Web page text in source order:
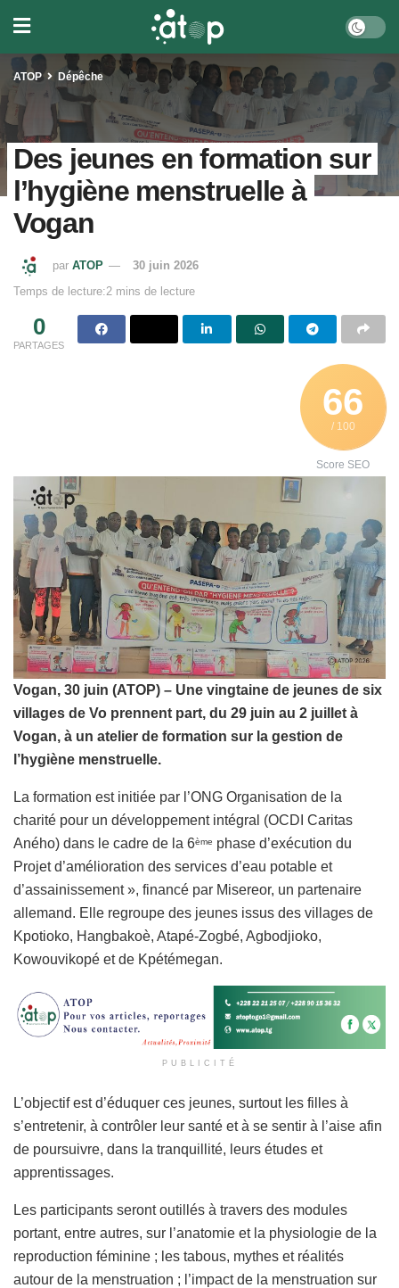
ATOP Dépêche
Des jeunes en formation sur
l’hygiène menstruelle à
Vogan
par ATOP
30 juin 2026
Temps de lecture:2 mins de lecture
0
PARTAGES
66
/ 100
Score SEO
Vogan, 30 juin (ATOP) – Une vingtaine de jeunes de six
villages de Vo prennent part, du 29 juin au 2 juillet à
Vogan, à un atelier de formation sur la gestion de
l’hygiène menstruelle.
La formation est initiée par l’ONG Organisation de la
charité pour un développement intégral (OCDI Caritas
Aného) dans le cadre de la 6ème phase d’exécution du
Projet d’amélioration des services d’eau potable et
d’assainissement », financé par Misereor, un partenaire
allemand. Elle regroupe des jeunes issus des villages de
Kpotioko, Hangbakoè, Atapé-Zogbé, Agbodjioko,
Kowouvikopé et de Kpétémegan.
PUBLICITÉ
L’objectif est d’éduquer ces jeunes, surtout les filles à
s’entretenir, à contrôler leur santé et à se sentir à l’aise afin
de poursuivre, dans la tranquillité, leurs études et
apprentissages.
Les participants seront outillés à travers des modules
portant, entre autres, sur l’anatomie et la physiologie de la
reproduction féminine ; les tabous, mythes et réalités
autour de la menstruation ; l’impact de la menstruation sur